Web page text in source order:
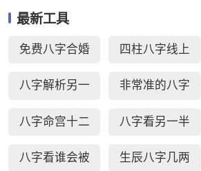
最新工具
免费八字合婚
周易生辰八字
四柱八字线上
排盘
八字解析另一
半
非常准的八字
日柱秘诀查询
八字命宫十二
宫断事
八字看另一半
家境能力
八字看谁会被 生辰八字几两